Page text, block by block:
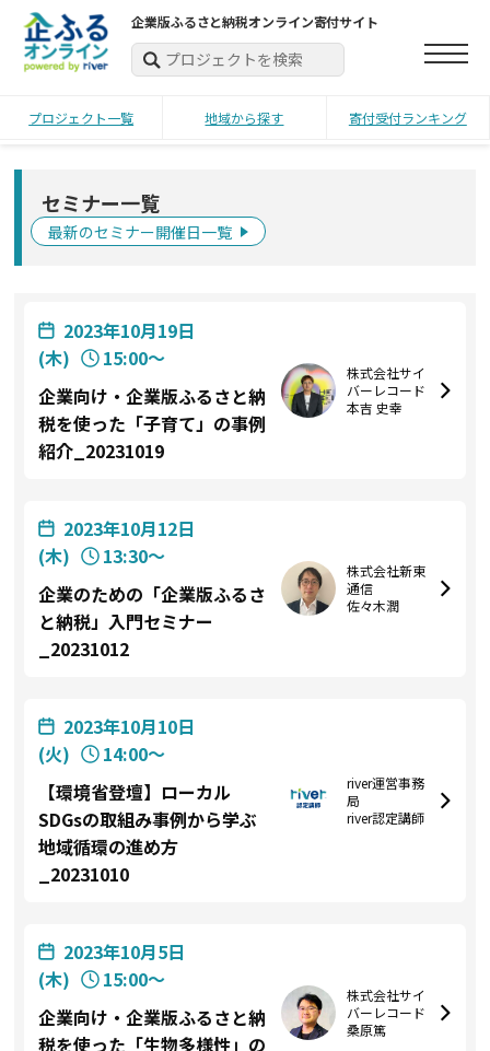
企業版ふるさと納税オンライン寄付サイト
プロジェクト一覧 地域から探す 寄付受付ランキング
セミナー一覧
最新のセミナー開催日一覧
2023年10月19日
(木)
15:00〜
企業向け・企業版ふるさと納
税を使った「子育て」の事例
紹介_20231019
株式会社サイ
バーレコード
本吉 史幸
2023年10月12日
(木)
13:30〜
企業のための「企業版ふるさ
と納税」入門セミナー
_20231012
株式会社新東
通信
佐々木潤
2023年10月10日
(火)
14:00〜
【環境省登壇】ローカル
SDGsの取組み事例から学ぶ
地域循環の進め方
_20231010
river運営事務
局
river認定講師
2023年10月5日
(木)
15:00〜
企業向け・企業版ふるさと納
税を使った「生物多様性」の
株式会社サイ
バーレコード
桑原篤